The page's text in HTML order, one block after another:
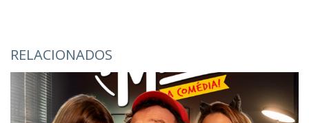
RELACIONADOS